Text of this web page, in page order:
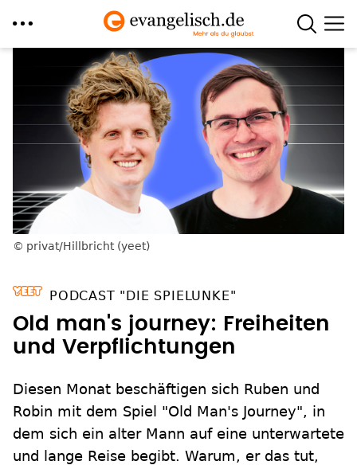
privat/Hillbricht (yeet)
PODCAST "DIE SPIELUNKE"
Old man's journey: Freiheiten
und Verpflichtungen
Diesen Monat beschäftigen sich Ruben und
Robin mit dem Spiel "Old Man's Journey", in
dem sich ein alter Mann auf eine unterwartete
und lange Reise begibt. Warum, er das tut,